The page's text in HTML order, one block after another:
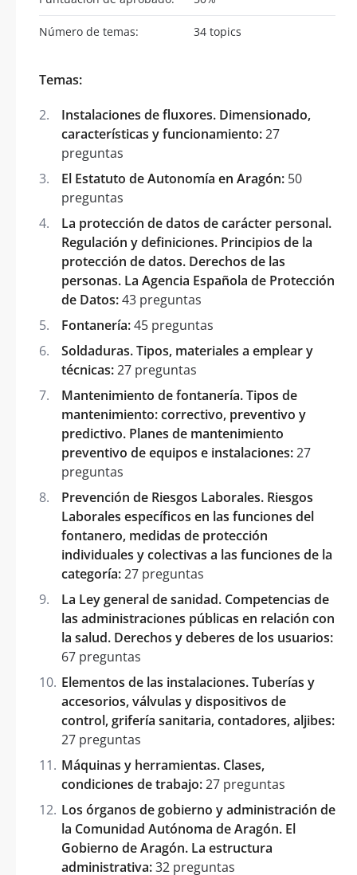
Número de temas: 34 topics
Temas:
Instalaciones de fluxores. Dimensionado,
características y funcionamiento:27
preguntas
El Estatuto de Autonomía en Aragón: 50
preguntas
La protección de datos de carácter personal.
Regulación y definiciones. Principios de la
protección de datos. Derechos de las
personas. La Agencia Española de Protección
de Datos:43 preguntas
Fontanería:45 preguntas
Soldaduras. Tipos, materiales a emplear y
técnicas:27 preguntas
Mantenimiento de fontanería. Tipos de
mantenimiento: correctivo, preventivo y
predictivo. Planes de mantenimiento
preventivo de equipos e instalaciones:27
preguntas
Prevención de Riesgos Laborales. Riesgos
Laborales específicos en las funciones del
fontanero, medidas de protección
individuales y colectivas a las funciones de la
categoría:27 preguntas
La Ley general de sanidad. Competencias de
las administraciones públicas en relación con
la salud. Derechos y deberes de los usuarios:
67 preguntas
Elementos de las instalaciones. Tuberías y
accesorios, válvulas y dispositivos de
control, grifería sanitaria, contadores, aljibes:
27 preguntas
Máquinas y herramientas. Clases,
condiciones de trabajo:27 preguntas
Los órganos de gobierno y administración de
la Comunidad Autónoma de Aragón. El
Gobierno de Aragón. La estructura
administrativa:32 preguntas